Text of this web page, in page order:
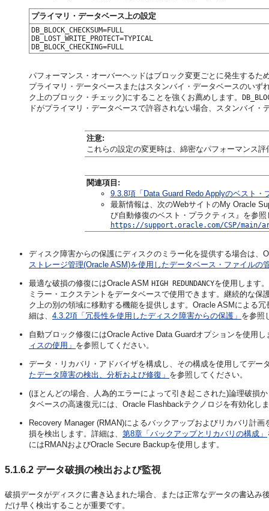
プライマリ・データベース上の設定
DB_BLOCK_CHECKSUM=FULL
DB_LOST_WRITE_PROTECT=TYPICAL
パフォーマンス・オーバーヘッドはブロック変更ごとに発生するた
プライマリ・データベースまたはスタンバイ・データベースのいず
ク上のブロック・チェック)にすることを強くお薦めします。
ドがプライマリ・データベースで許容されない場合、スタンバイ・
注意:
これらの設定の変更時は、綿密なパフォーマンス
関連項目:
9.3.8項「Data Guard Redo Applyのベスト・
最新情報は、次のWebサイトのMy Oracle
び自動修復のベスト・プラクティス』を参照
https://support.oracle.com/CSP/main/
ディスク障害からの保護にディスクのミラー化を提供する場合は
ストレージ管理(Oracle ASM)を使用したデータベース・ファイルの
最適な破損の修復にはOracle ASM HIGH REDUNDANCYを使用します。
ミラー・エクステントをデータベースで使用できます。継続的な
ク上の別の領域に移動する機能を提供します。Oracle ASMによる
細は、 4.3.2項「冗長性を使用したディスク障害からの保護」 を参照
自動ブロック修復にはOracle Active Data Guardオプションを使用
ィスの使用」 を参照してください。
データ・リカバリ・アドバイザを構成し、その構成を使用してデー
たデータ障害の検出、分析および修復」 を参照してください。
(ほとんどの場合、人為的エラーによって引き起こされた)論理破損
タベースの高速復元には、Oracle Flashbackテクノロジを有効化し
Recovery Manager (RMAN)によるバックアップおよびリカバリ計画
損を検出します。詳細は、 第8章「バックアップとリカバリの構成」
にはRMANおよびOracle Secure Backupを使用します。
5.1.6.2 データ破損の検出および監視
破損データがディスクに書き込まれた場合、または正常なデータの書込
だけ早く検出することが重要です。